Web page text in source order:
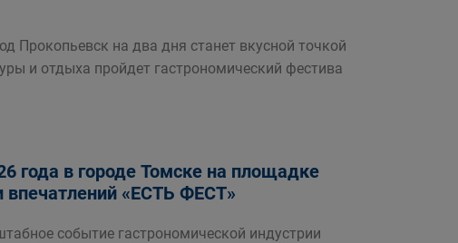
Прокопьевск на два дня станет вкусной точкой
и отдыха пройдет гастрономический фестива
года в городе Томске на площадке
«ЕСТЬ ФЕСТ»
событие гастрономической индустрии